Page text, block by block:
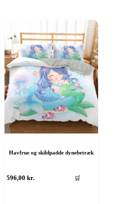
Havfrue og skildpadde dynebetræk
596,00kr. 🛒
vare